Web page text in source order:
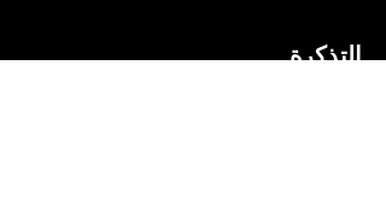
التذكرة